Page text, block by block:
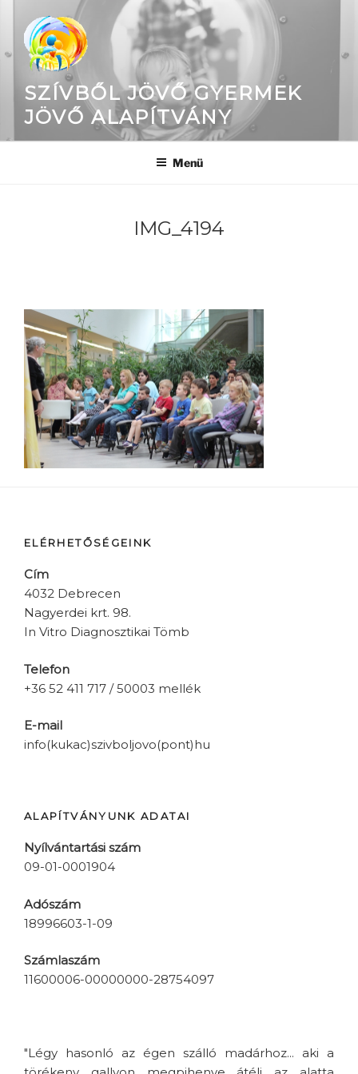
SZÍVBŐL JÖVŐ GYERMEK
JÖVŐ ALAPÍTVÁNY
Menü
IMG_4194
ELÉRHETŐSÉGEINK
Cím
4032 Debrecen
Nagyerdei krt. 98.
In Vitro Diagnosztikai Tömb
Telefon
+36 52 411 717 / 50003 mellék
E-mail
info(kukac)szivboljovo(pont)hu
ALAPÍTVÁNYUNK ADATAI
Nyílvántartási szám
09-01-0001904
Adószám
18996603-1-09
Számlaszám
11600006-00000000-28754097
"Légy hasonló az égen szálló madárhoz... aki a